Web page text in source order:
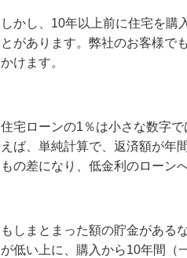
しかし、 10年以上前に住宅を購
とがあります。弊社のお客様で
かけます。
住宅ローンの1 ％は小さな数字で
えば、単純計算で、返済額が年
もの差になり、低金利のローン
もしまとまった額の貯金がある
が低い上に、購入から10年間（